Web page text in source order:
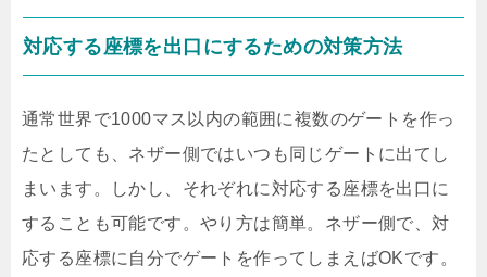
対応する座標を出口にするための対策方法
通常世界で1000マス以内の範囲に複数のゲートを作っ
たとしても、ネザー側ではいつも同じゲートに出てし
まいます。しかし、それぞれに対応する座標を出口に
することも可能です。やり方は簡単。ネザー側で、対
応する座標に自分でゲートを作ってしまえばOKです。